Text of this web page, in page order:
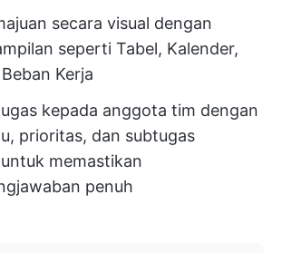
secara visual dengan
seperti Tabel, Kalender,
Kerja
kepada anggota tim dengan
prioritas, dan subtugas
memastikan
penuh